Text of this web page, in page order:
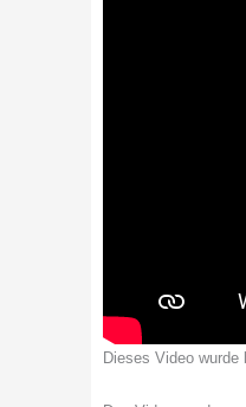
Dieses Video